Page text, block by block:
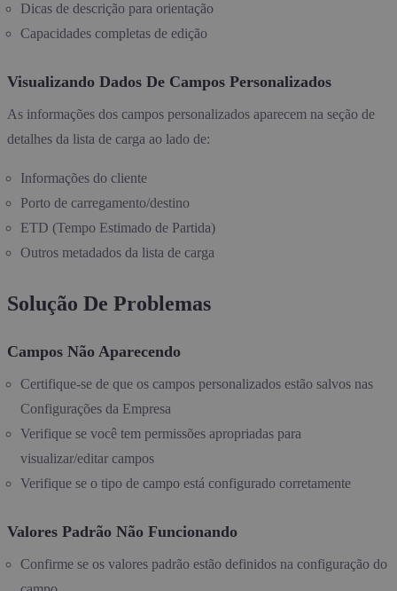
Dicas de descrição para orientação
Capacidades completas de edição
Visualizando Dados De Campos Personalizados
As informações dos campos personalizados aparecem na seção de
detalhes da lista de carga ao lado de:
Informações do cliente
Porto de carregamento/destino
ETD (Tempo Estimado de Partida)
Outros metadados da lista de carga
Solução De Problemas
Campos Não Aparecendo
Certifique-se de que os campos personalizados estão salvos nas
Configurações da Empresa
Verifique se você tem permissões apropriadas para
visualizar/editar campos
Verifique se o tipo de campo está configurado corretamente
Valores Padrão Não Funcionando
Confirme se os valores padrão estão definidos na configuração do